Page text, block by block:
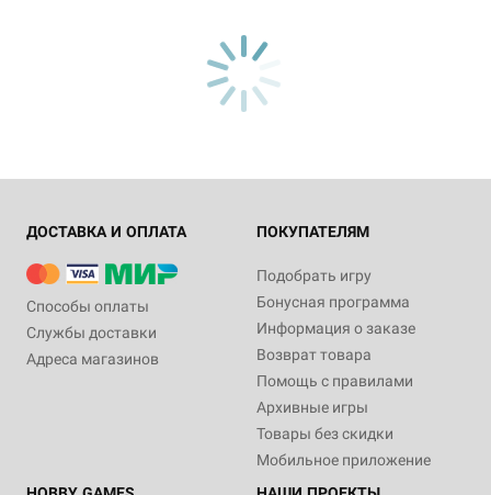
ДОСТАВКА И ОПЛАТА
Способы оплаты
Службы доставки
Адреса магазинов
ПОКУПАТЕЛЯМ
Подобрать игру
Бонусная программа
Информация о заказе
Возврат товара
Помощь с правилами
Архивные игры
Товары без скидки
Мобильное приложение